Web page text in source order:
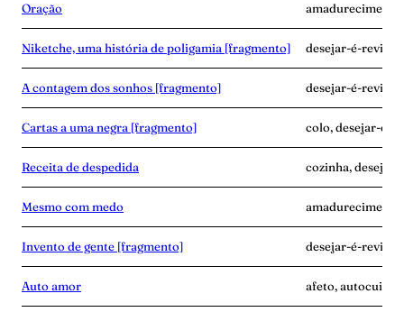
Oração
Niketche, uma história de poligamia [fragmento] desejar-é-revide,
A contagem dos sonhos [fragmento] desejar-é-
Cartas a uma negra [fragmento] colo, desejar-é-
Receita de despedida cozinha,
Mesmo com medo
Invento de gente [fragmento] desejar-é-
Auto amor afeto,